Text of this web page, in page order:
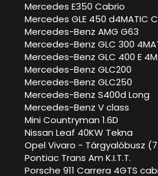
Mercedes E350 Cabrio
Mercedes GLE 450 d4MATIC
Mercedes-Benz AMG G63
Mercedes-Benz GLC 300
Mercedes-Benz GLC 400 E
Mercedes-Benz GLC200
Mercedes-Benz GLC250
Mercedes-Benz S400d Long
Mercedes-Benz V class
Mini Countryman 1.6D
Nissan Leaf 40KW Tekna
Opel Vivaro - Tárgyalóbusz
Pontiac Trans Am K.I.T.T.
Porsche 911 Carrera 4GTS